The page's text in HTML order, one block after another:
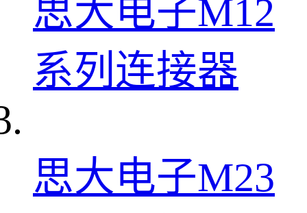
思大电子M12
系列连接器
思大电子M23